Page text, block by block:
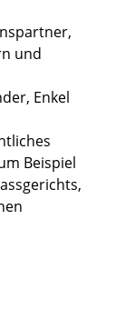
und
Enkel
Beispiel